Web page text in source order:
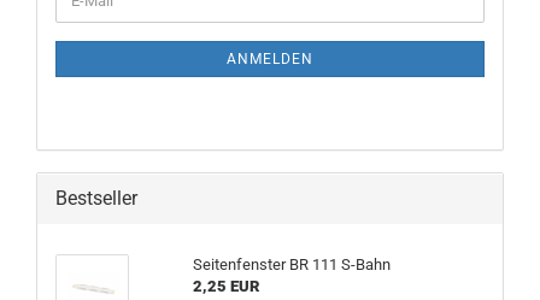
ANMELDEN
Bestseller
Seitenfenster BR 111 S-Bahn
2,25 EUR